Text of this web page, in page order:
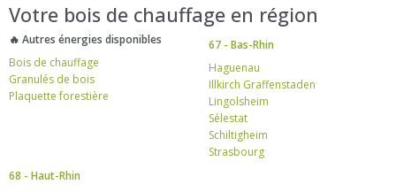
Votre bois de chauffage en région
🔥 Autres énergies disponibles
Bois de chauffage
Granulés de bois
Plaquette forestière
67 - Bas-Rhin
Haguenau
Illkirch Graffenstaden
Lingolsheim
Sélestat
Schiltigheim
Strasbourg
68 - Haut-Rhin